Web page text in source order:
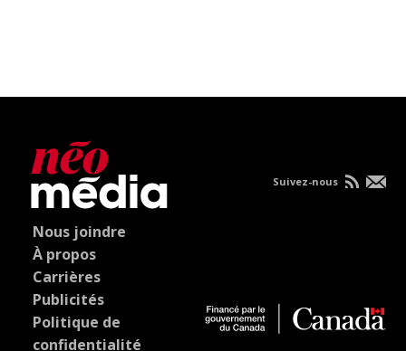
Nous joindre
À propos
Carrières
Publicités
Politique de
confidentialité
Suivez-nous